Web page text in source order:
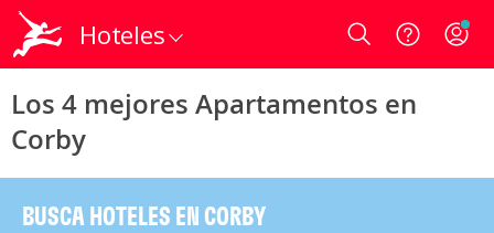
Hoteles Login
Los 4 mejores Apartamentos en
Corby
BUSCA HOTELES EN CORBY